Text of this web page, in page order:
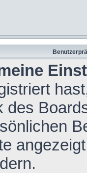
des